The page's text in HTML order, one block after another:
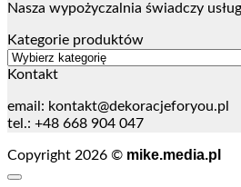
Nasza wypożyczalnia świadczy
Kategorie produktów
Kontakt
email: kontakt@dekoracjeforyou.pl
tel.: +48 668 904 047
Copyright 2026 © mike.media.pl